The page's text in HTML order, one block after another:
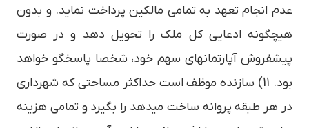
عدم انجام تعهد به تمامی مالکین پرداخت نماید. و بدون
هیچگونه ادعایی کل ملک را تحویل دهد و در صورت
پیشفروش آپارتمانهای سهم خود، شخصا پاسخگو خواهد
بود. 11) سازنده موظف است حداکثر مساحتی که شهرداری
در هر طبقه پروانه ساخت میدهد را بگیرد و تمامی هزینه